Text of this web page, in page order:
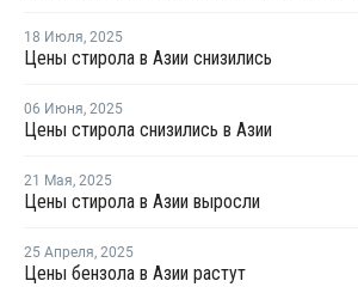
18 Июля, 2025
Цены стирола в Азии снизились
06 Июня, 2025
Цены стирола снизились в Азии
21 Мая, 2025
Цены стирола в Азии выросли
25 Апреля, 2025
Цены бензола в Азии растут